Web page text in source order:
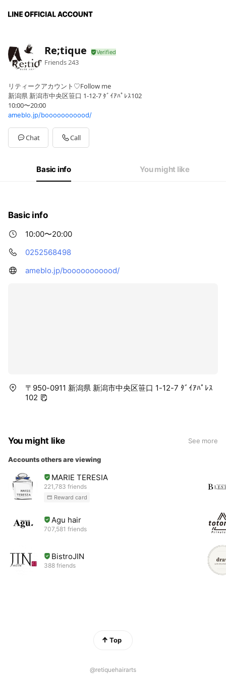
Re;tique
Friends 243
リティークアカウント♡Follow me
新潟県 新潟市中央区笹口 1-12-7 ﾀﾞｲｱﾊﾟﾚｽ102
10:00〜20:00
ameblo.jp/booooooooood/
Chat Call
Basic info You might like
Basic info
10:00〜20:00
0252568498
ameblo.jp/booooooooood/
〒950-0911 新潟県 新潟市中央区笹口 1-12-7 ﾀﾞｲｱﾊﾟﾚｽ
102
You might like See more
Accounts others are viewing
MARIE TERESIA
221,783 friends
Reward card
Agu hair
707,581 friends
BistroJIN
388 friends
Top
@retiquehairarts